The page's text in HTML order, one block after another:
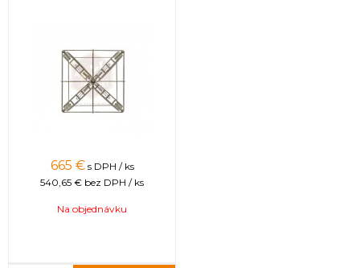
665 € s DPH / ks
540,65 € bez DPH / ks
Na objednávku